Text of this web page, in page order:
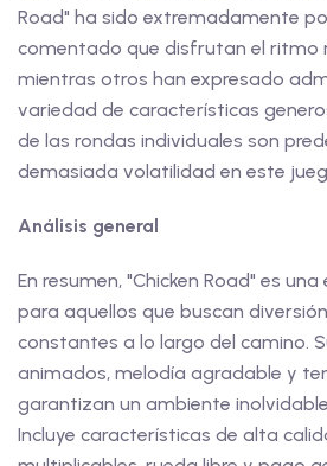
Road" ha sido extremadamente
comentado que disfrutan el ritmo
mientras otros han expresado
variedad de características
de las rondas individuales son
demasiada volatilidad en este
Análisis general
En resumen, "Chicken Road" es
para aquellos que buscan
constantes a lo largo del camino.
animados, melodía agradable y
garantizan un ambiente
Incluye características de alta